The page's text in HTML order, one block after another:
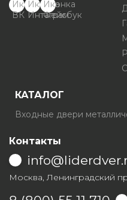
КАТАЛОГ
Входные двери
Контакты
Москва, Ленинградский